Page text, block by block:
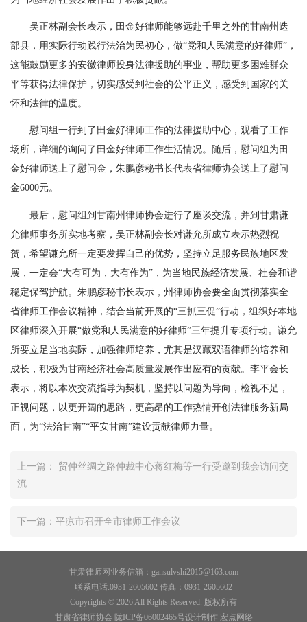
吴正林副会长表示，田金好律师能够远赴千里之外的甘南州迭
部县，用实际行动践行法治为民初心，做“党和人民满意的好律师”，
这能鼓励更多的安徽律师投身法律援助的事业，帮助更多困难群众
平等获得法律保护，切实感受到社会的公平正义，感受到国家的关
怀和法律的温度。
慰问组一行到了田金好律师工作的法律援助中心，观看了工作
场所，详细的询问了田金好律师工作生活情况。随后，慰问组为田
金好律师送上了慰问金，朱鹏彦秘书长代表省律师协会送上了慰问
金6000元。
最后，慰问组到甘南州律师协会进行了座谈交流，并到甘肃谦
允律师事务所实地考察，吴正林副会长对谦允所成立表示热烈祝
贺，希望谦允所一定要发挥自己的优势，坚持立足服务民族地区发
展，一定会“大有可为，大有作为”，为当地民族经济发展、社会和谐
稳定保驾护航。朱鹏彦秘书长表示，州律师协会要全面贯彻落实全
省律师工作会议精神，结合当前开展的“三抓三促”行动，组织好本地
区律师深入开展“做党和人民满意的好律师”三年提升专项行动。谦允
所要立足当地实际，加强律师培养，尤其是汉藏双语律师的培养和
成长，积极为甘南经济社会高质量发展作出应有的贡献。李平会长
表示，将以本次交流指导为契机，坚持以问题为导向，检视不足，
正视问题，以更开阔的思路，更高昂的工作热情开创法律服务新局
面，为“法治甘南”“平安甘南”建设贡献律师力量。
上一篇： 贸仲丝绸之路仲裁中心蒋红梅等一行受邀到我会访问交
流
下一篇：平凉市召开全市律师工作会议
甘肃律师网业务信箱：gansulvshi2015@163.com
联系电话:0931-2605602 传真：0931-2605602
Copyrights © 2026 All Rights Reserved. 版权所有
甘肃省律师协会 陇ICP备06002465号设计制作 宏点网络